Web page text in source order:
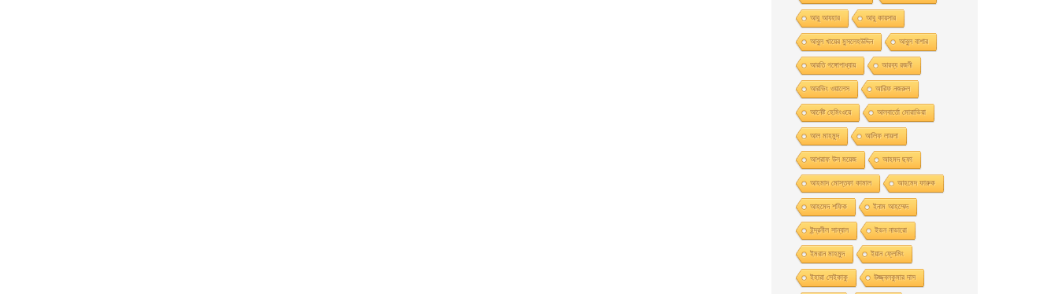
আবু আযহার আবু কায়সার
আবুল খায়ের মুসলেহউদ্দিন আবুল বাশার
আরতি গঙ্গোপাধ্যায় আরব্য রজনী
আরভিং ওয়ালেস আরিফ নজরুল
আর্নেষ্ট হেমিংওয়ে আলবার্তো মােরাভিয়া
আল মাহমুদ আলিফ লায়লা
আশরাফ উল ময়েজ আহমদ ছফা
আহমাদ মোস্তফা কামাল আহমেদ ফারুক
আহমেদ শফিক ইনাম আহম্মেদ
ইন্দ্রনীল সান্যাল ইভন নাভারাে
ইমরান মাহমুদ ইয়ান ফ্লেমিং
ইহারা সেইকাকু উজ্জ্বলকুমার দাস